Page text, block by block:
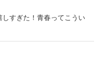
しすぎた！青春ってこうい